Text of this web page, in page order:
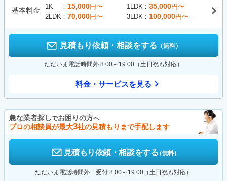
基本料金 1K 15,000円〜 1LDK 35,000円〜
2LDK
70,000円〜 3LDK 100,000円〜
見積もり依頼・相談をする （無料）
ただいま電話時間外 8:00～19:00（土日祝も対応）
料金・サービスを見る
急な業者探しでお困りの方へ
プロの相談員が最大3社の見積もりまで手配します
見積もり依頼・相談をする（無料）
ただいま電話時間外 受付 8:00～19:00（土日祝も対応）